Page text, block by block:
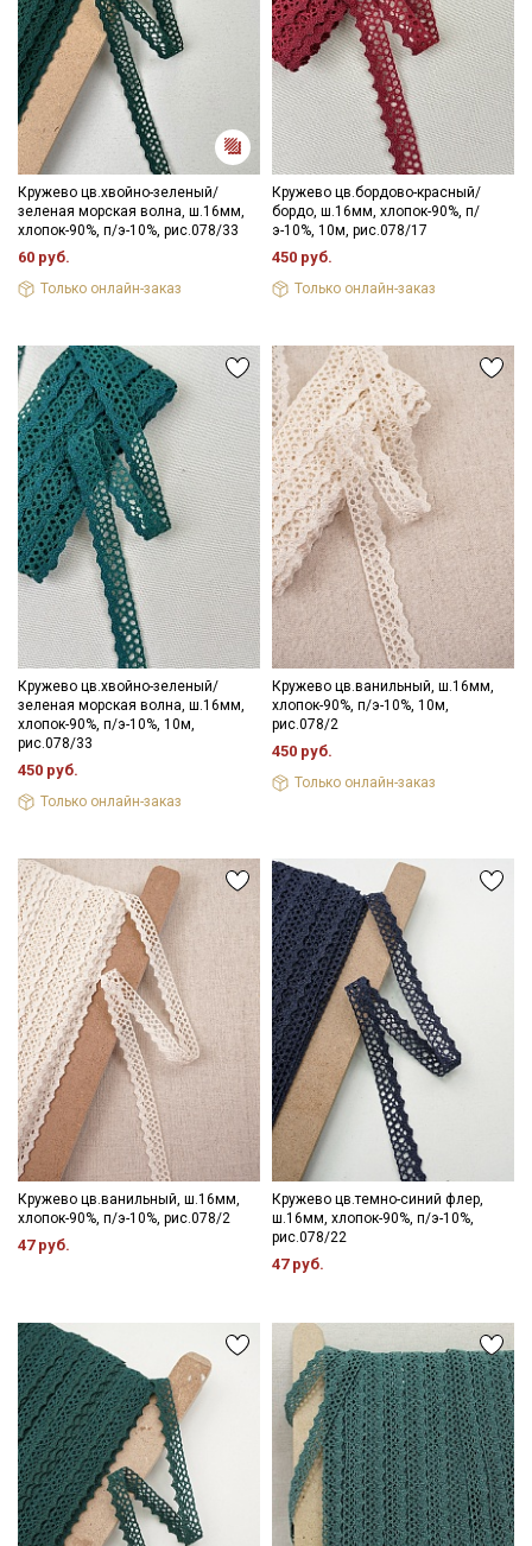
Кружево цв.хвойно-зеленый/
зеленая морская волна, ш.16мм,
хлопок-90%, п/э-10%, рис.078/33
60 руб.
Только онлайн-заказ
Кружево цв.бордово-красный/
бордо, ш.16мм, хлопок-90%, п/
э-10%, 10м, рис.078/17
450 руб.
Только онлайн-заказ
Кружево цв.хвойно-зеленый/
зеленая морская волна, ш.16мм,
хлопок-90%, п/э-10%, 10м,
рис.078/33
450 руб.
Только онлайн-заказ
Кружево цв.ванильный, ш.16мм,
хлопок-90%, п/э-10%, 10м,
рис.078/2
450 руб.
Только онлайн-заказ
Кружево цв.ванильный, ш.16мм,
хлопок-90%, п/э-10%, рис.078/2
47 руб.
Кружево цв.темно-синий флер,
ш.16мм, хлопок-90%, п/э-10%,
рис.078/22
47 руб.
Секретная рассылка от Купава
Мы публикуем здесь дополнительные
промокоды и скидки до 30% на узкие
категории тканей
Электронная почта
Подписаться
Ознакомлен(а) с Политикой обработки персональных
данныхи даюСогласие на обработку персональных
данных
ДаюСогласие на получение рекламных и
информационных рассылок